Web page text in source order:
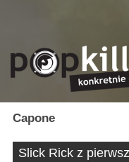
Capone
Slick Rick z